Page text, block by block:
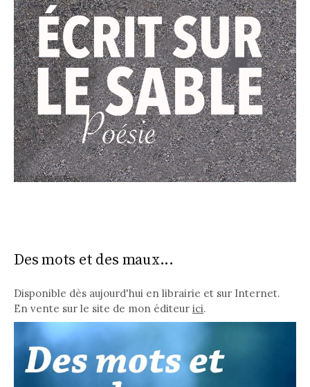
Des mots et des maux...
Disponible dès aujourd'hui en librairie et sur Internet.
En vente sur le site de mon éditeur ici.